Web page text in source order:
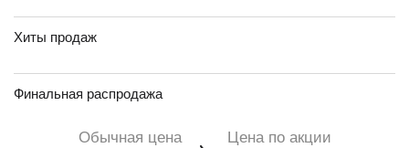
Хиты продаж
Финальная распродажа
Обычная цена Цена по акции